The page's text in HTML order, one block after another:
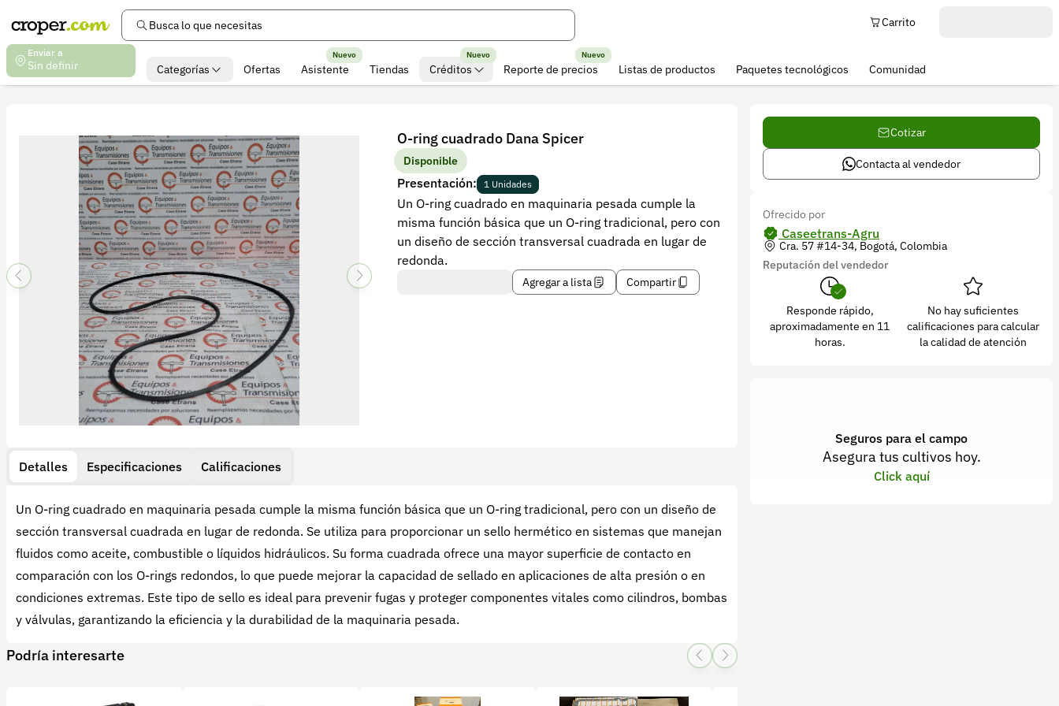
Busca lo que necesitas
Enviar a
Sin definir
Carrito
Categorías Ofertas Asistente
Nuevo
Tiendas Créditos
Nuevo
Reporte de precios
Nuevo
Listas de productos Paquetes tecnológicos Comunidad
O-ring cuadrado Dana Spicer
Disponible
Presentación: 1 Unidades
Un O-ring cuadrado en maquinaria pesada cumple la
misma función básica que un O-ring tradicional, pero con
un diseño de sección transversal cuadrada en lugar de
redonda.
Agregar a lista Compartir
Detalles Especificaciones Calificaciones
Un O-ring cuadrado en maquinaria pesada cumple la misma función básica que un O-ring tradicional, pero con un diseño de
sección transversal cuadrada en lugar de redonda. Se utiliza para proporcionar un sello hermético en sistemas que manejan
fluidos como aceite, combustible o líquidos hidráulicos. Su forma cuadrada ofrece una mayor superficie de contacto en
comparación con los O-rings redondos, lo que puede mejorar la capacidad de sellado en aplicaciones de alta presión o en
condiciones extremas. Este tipo de sello es ideal para prevenir fugas y proteger componentes vitales como cilindros, bombas
y válvulas, garantizando la eficiencia y la durabilidad de la maquinaria pesada.
Podría interesarte
Cotizar
Contacta al vendedor
Ofrecido por
Caseetrans-Agru
Cra. 57 #14-34, Bogotá, Colombia
Reputación del vendedor
Responde rápido,
aproximadamente en 11
horas.
No hay suficientes
calificaciones para calcular
la calidad de atención
Seguros para el campo
Asegura tus cultivos hoy.
Click aquí